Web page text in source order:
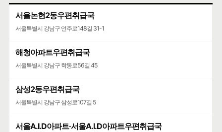
서울논현2동우편취급국
서울특별시 강남구 언주로148길 31-1
해청아파트우편취급국
서울특별시 강남구 학동로56길 45
삼성2동우편취급국
서울특별시 강남구 삼성로107길 5
서울A.I.D아파트·서울A.I.D아파트우편취급국